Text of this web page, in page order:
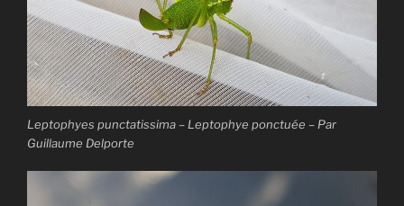
Leptophyes punctatissima – Leptophye ponctuée – Par
Guillaume Delporte